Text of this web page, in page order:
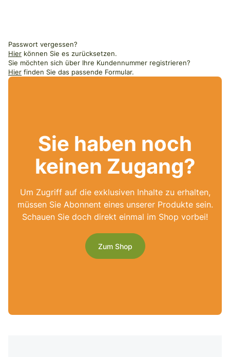
Passwort vergessen?
Hier können Sie es zurücksetzen.
Sie möchten sich über Ihre Kundennummer registrieren?
Hier finden Sie das passende Formular.
Sie haben noch
keinen Zugang?
Um Zugriff auf die exklusiven Inhalte zu erhalten,
müssen Sie Abonnent eines unserer Produkte sein.
Schauen Sie doch direkt einmal im Shop vorbei!
Zum Shop